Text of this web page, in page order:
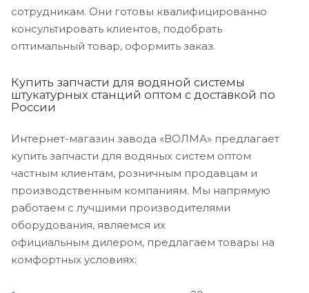
сотрудникам. Они готовы квалифицированно
консультировать клиентов, подобрать
оптимальный товар, оформить заказ.
Купить запчасти для водяной системы
штукатурных станций оптом с доставкой по
России
Интернет-магазин завода «ВОЛМА» предлагает
купить запчасти для водяных систем оптом
частным клиентам, розничным продавцам и
производственным компаниям. Мы напрямую
работаем с лучшими производителями
оборудования, являемся их
официальным дилером, предлагаем товары на
комфортных условиях: